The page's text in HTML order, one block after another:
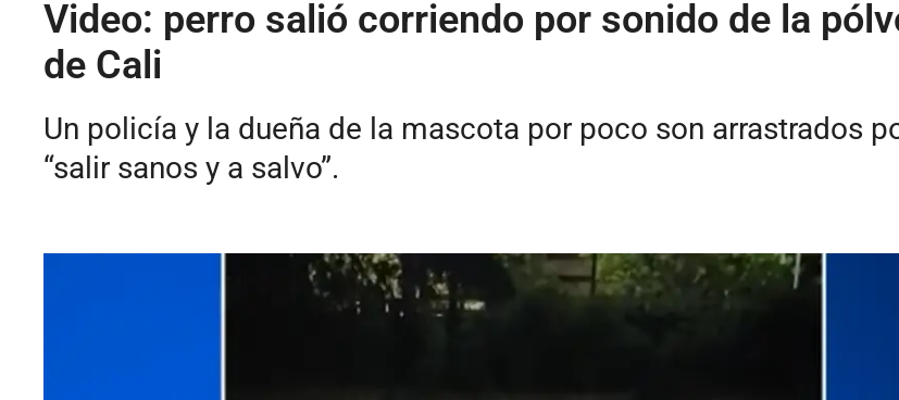
Video: perro salió corriendo por sonido de la
de Cali
Un policía y la dueña de la mascota por poco son arrastrados
“salir sanos y a salvo”.